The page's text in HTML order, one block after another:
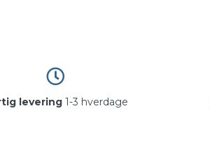
levering 1-3 hverdage